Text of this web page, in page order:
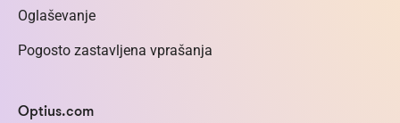
Oglaševanje
Pogosto zastavljena vprašanja
Optius.com